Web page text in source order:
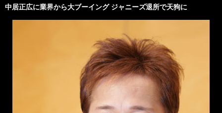
中居正広に業界から大ブーイング ジャニーズ退所で天狗に